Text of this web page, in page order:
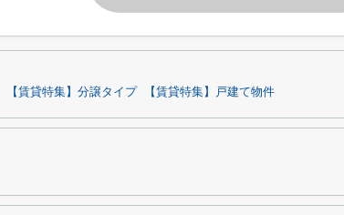
【賃貸特集】分譲タイプ 【賃貸特集】戸建て物件